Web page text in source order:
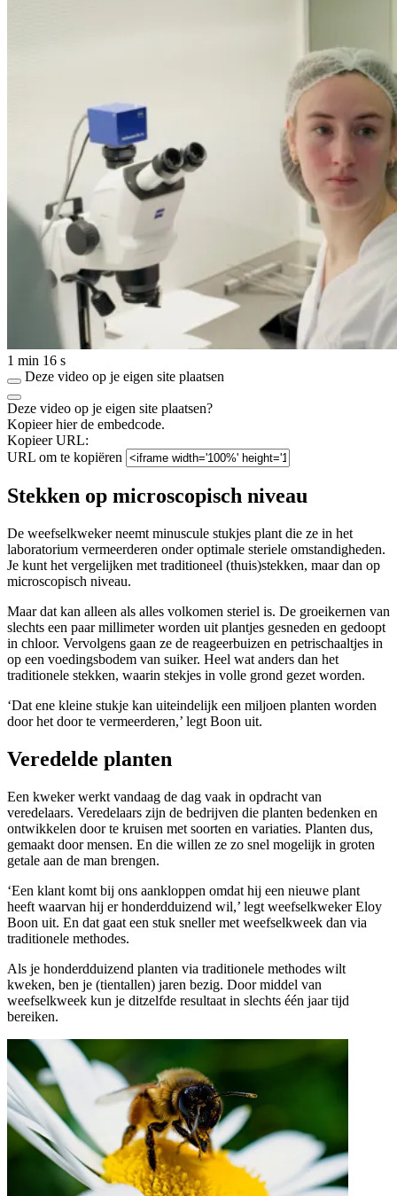
1 min 16 s
Deze video op je eigen site plaatsen
Deze video op je eigen site plaatsen?
Kopieer hier de embedcode.
Kopieer URL:
URL om te kopiëren
Stekken op microscopisch niveau
De weefselkweker neemt minuscule stukjes plant die ze in het
laboratorium vermeerderen onder optimale steriele omstandigheden.
Je kunt het vergelijken met traditioneel (thuis)stekken, maar dan op
microscopisch niveau.
Maar dat kan alleen als alles volkomen steriel is. De groeikernen van
slechts een paar millimeter worden uit plantjes gesneden en gedoopt
in chloor. Vervolgens gaan ze de reageerbuizen en petrischaaltjes in
op een voedingsbodem van suiker. Heel wat anders dan het
traditionele stekken, waarin stekjes in volle grond gezet worden.
‘Dat ene kleine stukje kan uiteindelijk een miljoen planten worden
door het door te vermeerderen,’ legt Boon uit.
Veredelde planten
Een kweker werkt vandaag de dag vaak in opdracht van
veredelaars. Veredelaars zijn de bedrijven die planten bedenken en
ontwikkelen door te kruisen met soorten en variaties. Planten dus,
gemaakt door mensen. En die willen ze zo snel mogelijk in groten
getale aan de man brengen.
‘Een klant komt bij ons aankloppen omdat hij een nieuwe plant
heeft waarvan hij er honderdduizend wil,’ legt weefselkweker Eloy
Boon uit. En dat gaat een stuk sneller met weefselkweek dan via
traditionele methodes.
Als je honderdduizend planten via traditionele methodes wilt
kweken, ben je (tientallen) jaren bezig. Door middel van
weefselkweek kun je ditzelfde resultaat in slechts één jaar tijd
bereiken.